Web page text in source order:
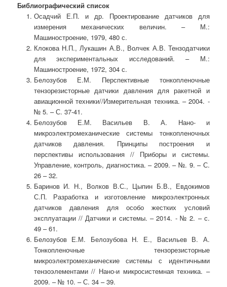
Библиографический список
Осадчий Е.П. и др. Проектирование датчиков для
измерения механических величин. – М.:
Машиностроение, 1979, 480 с.
Клокова Н.П., Лукашин А.В., Волчек А.В. Тензодатчики
для экспериментальных исследований. – М.:
Машиностроение, 1972, 304 с.
Белозубов Е.М. Перспективные тонкопленочные
тензорезисторные датчики давления для ракетной и
авиационной техники//Измерительная техника. – 2004. -
№ 5. – С. 37-41.
Белозубов Е.М. Васильев В. А. Нано- и
микроэлектромеханические системы тонкопленочных
датчиков давления. Принципы построения и
перспективы использования // Приборы и системы.
Управление, контроль, диагностика. – 2009. – №. 9. – С.
26 – 32.
Баринов И. Н., Волков В.С., Цыпин Б.В., Евдокимов
С.П. Разработка и изготовление микроэлектронных
датчиков давления для особо жестких условий
эксплуатации // Датчики и системы. – 2014. - № 2. – с.
49 – 61.
Белозубов Е.М. Белозубова Н. Е., Васильев В. А.
Тонкопленочные тензорезисторные
микроэлектромеханические системы с идентичными
тензоэлементами // Нано-и микросистемная техника. –
2009. – № 10. – С. 34 – 39.